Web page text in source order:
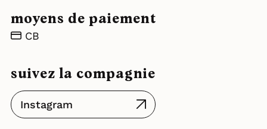
moyens de paiement
CB
suivez la compagnie
Instagram